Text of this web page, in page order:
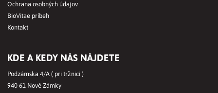
Ochrana osobných údajov
BioVitae príbeh
Kontakt
KDE A KEDY NÁS NÁJDETE
Podzámska 4/A ( pri tržnici )
940 61 Nové Zámky